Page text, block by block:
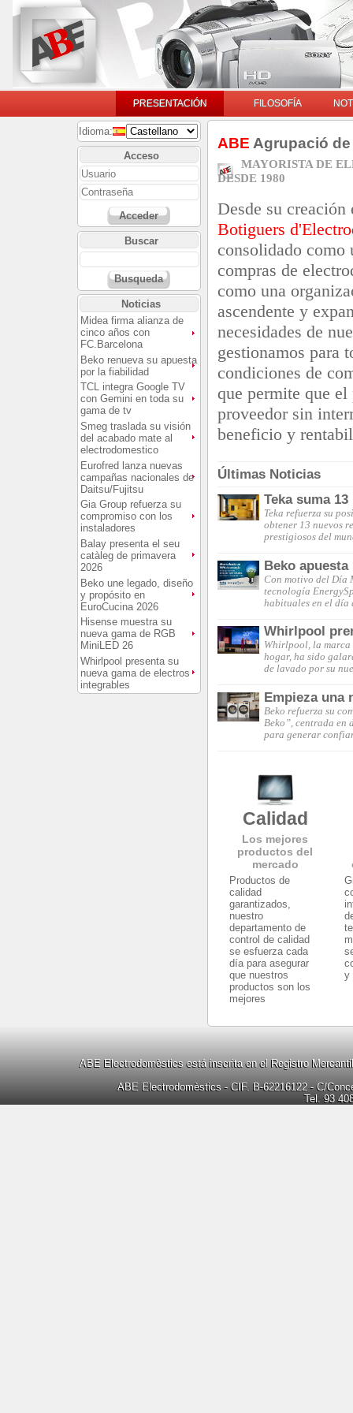
PRESENTACIÓN FILOSOFÍA
Idioma:
Acceso
Acceder
Buscar
Busqueda
Noticias
Midea firma alianza de
cinco años con
FC.Barcelona
Beko renueva su apuesta
por la fiabilidad
TCL integra Google TV
con Gemini en toda su
gama de tv
Smeg traslada su visión
del acabado mate al
electrodomestico
Eurofred lanza nuevas
campañas nacionales de
Daitsu/Fujitsu
Gia Group refuerza su
compromiso con los
instaladores
Balay presenta el seu
catàleg de primavera
2026
Beko une legado, diseño
y propósito en
EuroCucina 2026
Hisense muestra su
nueva gama de RGB
MiniLED 26
Whirlpool presenta su
nueva gama de electros
integrables
ABE Agrupació
MAYORISTA DE
DESDE 1980
Desde su
Botiguers
consolidado como
compras de
como una
ascendente y
necesidades de
gestionamos para
condiciones de
que permite que
proveedor sin
beneficio y
Últimas Noticias
Teka suma
Teka refuerza su
obtener 13 nuevos
prestigiosos del
Beko
Con motivo del Día
tecnología
habituales en el día
Whirlpool
Whirlpool, la marca
hogar, ha sido
de lavado por su
Empieza una
Beko refuerza su
Beko”, centrada en
para generar
Calidad
Los mejores
productos del
mercado
Productos de
calidad
garantizados,
nuestro
departamento de
control de calidad
se esfuerza cada
día para asegurar
que nuestros
productos son los
mejores
y
ABE Electrodomèstics está inscrita en el Registro
ABE Electrodomèstics - CIF. B-62216122 - C/
Tel. 93